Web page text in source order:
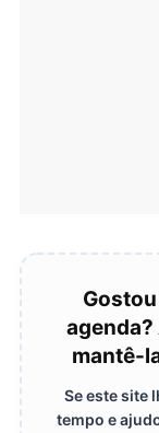
agenda?
mantê-
Se este site
tempo e